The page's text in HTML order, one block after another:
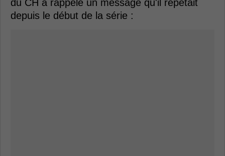
du CH a rappelé un message qu'il répétait
depuis le début de la série :